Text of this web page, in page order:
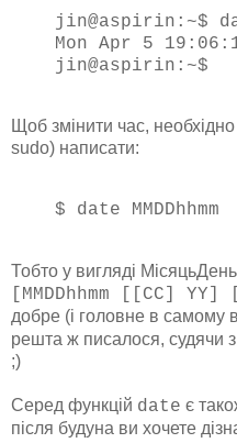
jin@aspirin:~$
Mon Apr 5
jin@aspirin:~$
Щоб змінити час,
sudo) написати:
$ date MMDDhhmm
Тобто у вигляді
[MMDDhhmm [[CC]
добре (і головне в самому
решта ж писалося, судячи
;)
Серед функцій date є
після будуна ви хочете